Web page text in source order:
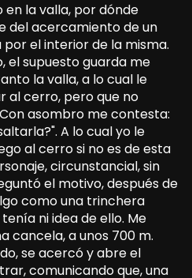
en la valla, por dónde
del acercamiento de un
el interior de la misma.
el supuesto guarda me
la valla, a lo cual le
al cerro, pero que no
asombro me contesta:
A lo cual yo le
al cerro si no es de esta
circunstancial, sin
el motivo, después de
como una trinchera
ni idea de ello. Me
cancela, a unos 700 m.
se acercó y abre el
comunicando que, una